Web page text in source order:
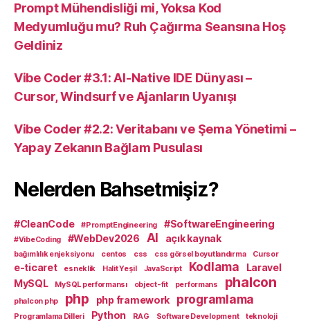
Prompt Mühendisliği mi, Yoksa Kod
Medyumluğu mu? Ruh Çağırma Seansına Hoş
Geldiniz
Vibe Coder #3.1: AI-Native IDE Dünyası –
Cursor, Windsurf ve Ajanların Uyanışı
Vibe Coder #2.2: Veritabanı ve Şema Yönetimi –
Yapay Zekanın Bağlam Pusulası
Nelerden Bahsetmişiz?
#CleanCode #PromptEngineering #SoftwareEngineering
#VibeCoding #WebDev2026 AI açık kaynak
bağımlılık enjeksiyonu centos css css görsel boyutlandırma Cursor
e-ticaret esneklik Halit Yeşil JavaScript Kodlama
Laravel
MySQL
MySQL performansı object-fit performans phalcon
phalcon php php php framework programlama
Programlama Dilleri Python RAG Software Development teknoloji